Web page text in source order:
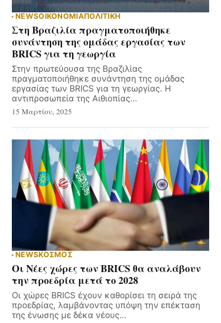
NEWSΟΙΚΟΝΟΜΙΑΠΟΛΙΤΙΚΗ
Στη Βραζιλία πραγματοποιήθηκε
συνάντηση της ομάδας εργασίας των
BRICS για τη γεωργία
Στην πρωτεύουσα της Βραζιλίας
πραγματοποιήθηκε συνάντηση της ομάδας
εργασίας των BRICS για τη γεωργίας. Η
αντιπροσωπεία της Αιθιοπίας…
15 Μαρτίου, 2025
NEWSΚΟΣΜΟΣ
Οι Νέες χώρες των BRICS θα αναλάβουν
την προεδρία μετά το 2028
Οι χώρες BRICS έχουν καθορίσει τη σειρά της
προεδρίας, λαμβάνοντας υπόψη την επέκταση
της ένωσης με δέκα νέους…